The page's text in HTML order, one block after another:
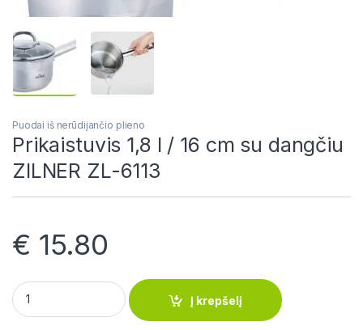
Puodai iš nerūdijančio plieno
Prikaistuvis 1,8 l / 16 cm su dangčiu
ZILNER ZL-6113
€ 15.80
Prikaistuvis 1,8 l / 16 cm su dangčiu ZILNER ZL-6113 quantity
Į krepšelį